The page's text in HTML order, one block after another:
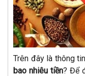
Trên đây là thông
bao nhiêu tiền? Để